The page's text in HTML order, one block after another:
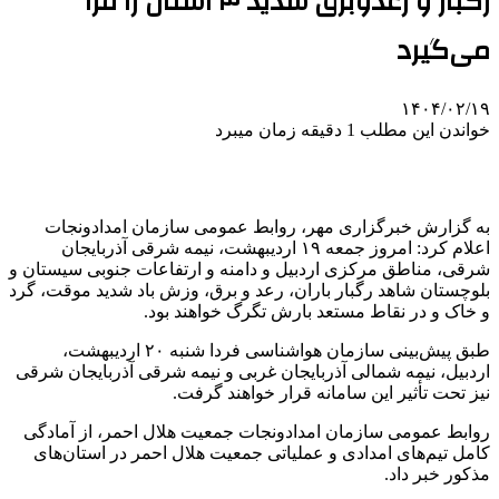
می‌گیرد
۱۴۰۴/۰۲/۱۹
خواندن این مطلب 1 دقیقه زمان میبرد
به گزارش خبرگزاری مهر، روابط عمومی سازمان امدادونجات
اعلام کرد: امروز جمعه ۱۹ اردیبهشت، نیمه شرقی آذربایجان
شرقی، مناطق مرکزی اردبیل و دامنه و ارتفاعات جنوبی سیستان و
بلوچستان شاهد رگبار باران، رعد و برق، وزش باد شدید موقت، گرد
و خاک و در نقاط مستعد بارش تگرگ خواهند بود.
طبق پیش‌بینی سازمان هواشناسی فردا شنبه ۲۰ اردیبهشت،
اردبیل، نیمه شمالی آذربایجان غربی و نیمه شرقی آذربایجان شرقی
نیز تحت تأثیر این سامانه قرار خواهند گرفت.
روابط عمومی سازمان امدادونجات جمعیت هلال احمر، از آمادگی
کامل تیم‌های امدادی و عملیاتی جمعیت هلال احمر در استان‌های
مذکور خبر داد.